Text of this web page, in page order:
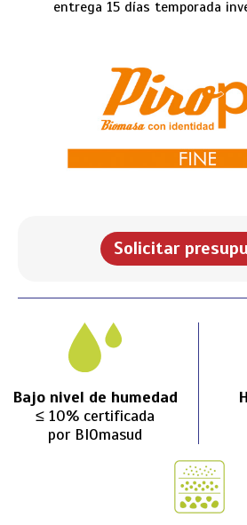
entrega 15 días temporada
Solicitar
Bajo nivel de humedad
≤ 10% certificada
por BIOmasud